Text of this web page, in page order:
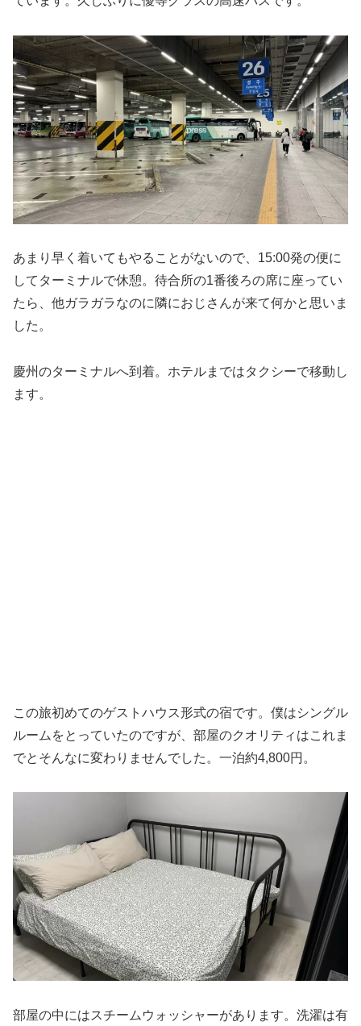
あまり早く着いてもやることがないので、15:00発の便に
してターミナルで休憩。待合所の1番後ろの席に座ってい
たら、他ガラガラなのに隣におじさんが来て何かと思いま
した。
慶州のターミナルへ到着。ホテルまではタクシーで移動し
ます。
この旅初めてのゲストハウス形式の宿です。僕はシングル
ルームをとっていたのですが、部屋のクオリティはこれま
でとそんなに変わりませんでした。一泊約4,800円。
部屋の中にはスチームウォッシャーがあります。洗濯は有